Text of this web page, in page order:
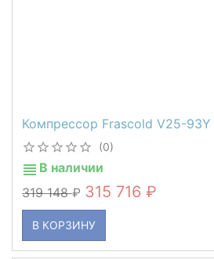
Компрессор Frascold V25-93Y
(0)
В наличии
319 148
315 716
В КОРЗИНУ